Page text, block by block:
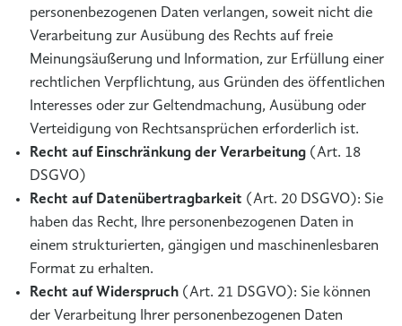
personenbezogenen Daten verlangen, soweit nicht die
Verarbeitung zur Ausübung des Rechts auf freie
Meinungsäußerung und Information, zur Erfüllung einer
rechtlichen Verpflichtung, aus Gründen des öffentlichen
Interesses oder zur Geltendmachung, Ausübung oder
Verteidigung von Rechtsansprüchen erforderlich ist.
Recht auf Einschränkung der Verarbeitung(Art. 18
DSGVO)
Recht auf Datenübertragbarkeit (Art. 20 DSGVO): Sie
haben das Recht, Ihre personenbezogenen Daten in
einem strukturierten, gängigen und maschinenlesbaren
Format zu erhalten.
Recht auf Widerspruch(Art. 21 DSGVO): Sie können
der Verarbeitung Ihrer personenbezogenen Daten